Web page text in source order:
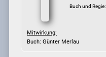
Buch und Regie:
Mitwirkung:
Buch: Günter Merlau